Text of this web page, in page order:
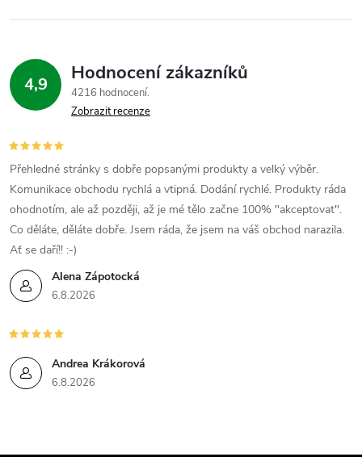
4,9 Hodnocení zákazníků
4216 hodnocení
Zobrazit recenze
Alena Zápotocká
6.8.2026
Přehledné stránky s dobře popsanými produkty a velký výběr.
Komunikace obchodu rychlá a vtipná. Dodání rychlé. Produkty ráda
ohodnotím, ale až později, až je mé tělo začne 100% "akceptovat".
Co děláte, děláte dobře. Jsem ráda, že jsem na váš obchod narazila.
Ať se daří!! :-)
Andrea Krákorová
6.8.2026